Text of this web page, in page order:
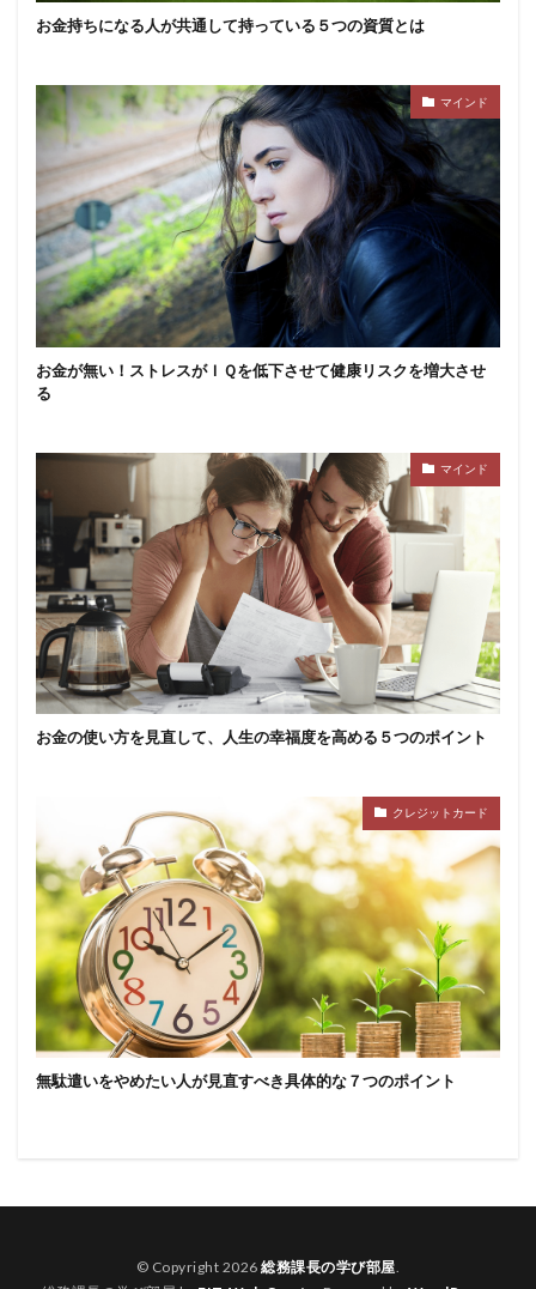
お金持ちになる人が共通して持っている５つの資質とは
マインド
お金が無い！ストレスがＩＱを低下させて健康リスクを増大させ
る
マインド
お金の使い方を見直して、人生の幸福度を高める５つのポイント
クレジットカード
無駄遣いをやめたい人が見直すべき具体的な７つのポイント
© Copyright 2026総務課長の学び部屋.